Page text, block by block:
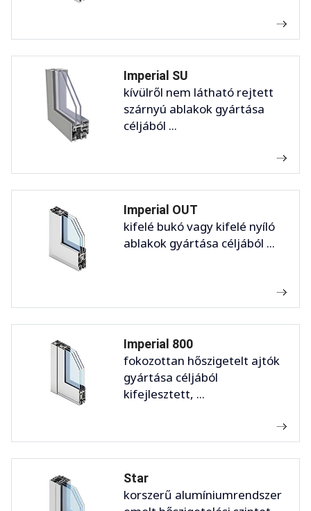
Imperial SU
kívülről nem látható rejtett
szárnyú ablakok gyártása
céljából ...
Imperial OUT
kifelé bukó vagy kifelé nyíló
ablakok gyártása céljából ...
Imperial 800
fokozottan hőszigetelt ajtók
gyártása céljából
kifejlesztett, ...
Star
korszerű alumíniumrendszer